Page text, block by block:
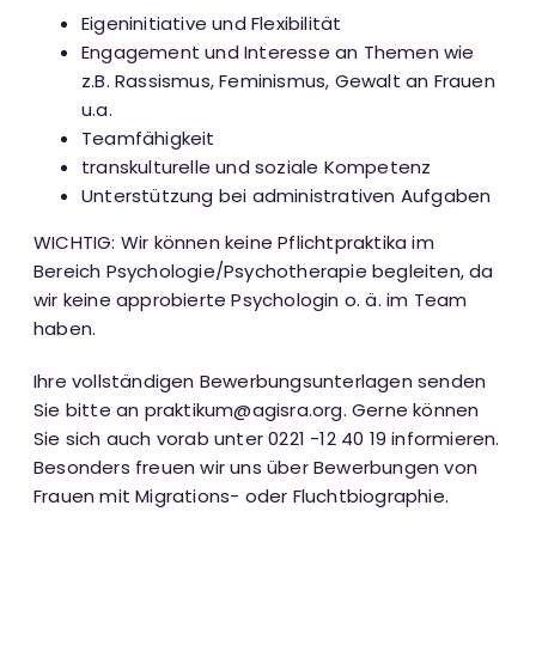
Eigeninitiative und Flexibilität
Engagement und Interesse an Themen wie
z.B. Rassismus, Feminismus, Gewalt an Frauen
u.a.
Teamfähigkeit
transkulturelle und soziale Kompetenz
Unterstützung bei administrativen Aufgaben
WICHTIG: Wir können keine Pflichtpraktika im
Bereich Psychologie/Psychotherapie begleiten, da
wir keine approbierte Psychologin o. ä. im Team
haben.
Ihre vollständigen Bewerbungsunterlagen senden
Sie bitte an praktikum@agisra.org. Gerne können
Sie sich auch vorab unter 0221 -12 40 19 informieren.
Besonders freuen wir uns über Bewerbungen von
Frauen mit Migrations- oder Fluchtbiographie.